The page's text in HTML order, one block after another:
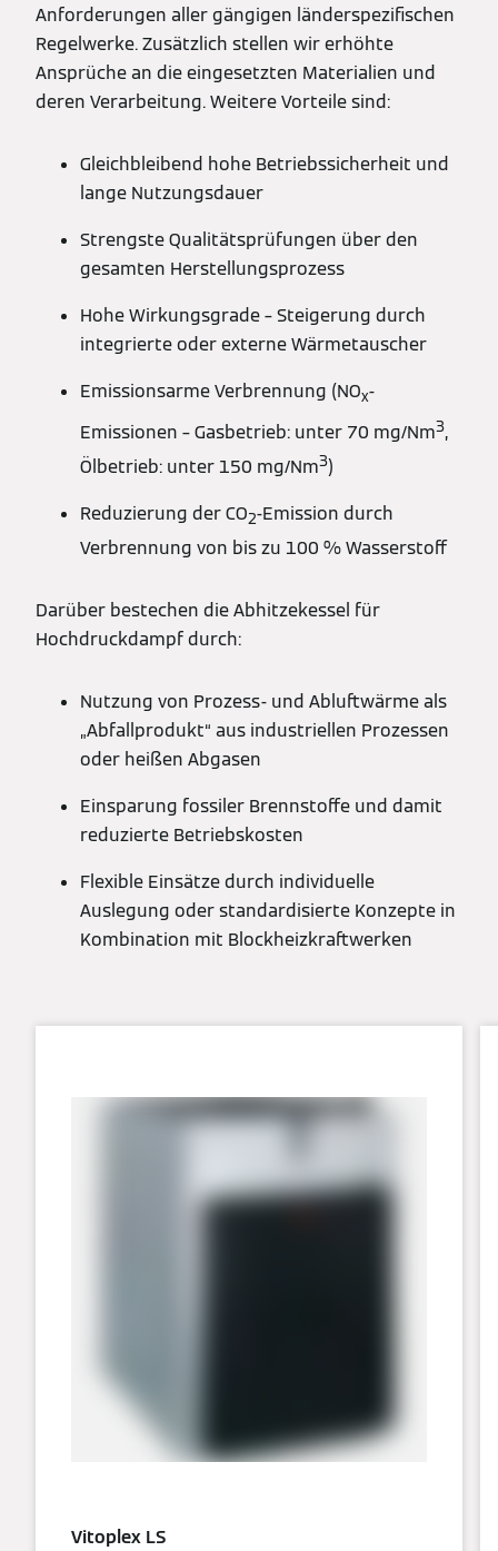
Anforderungen aller gängigen länderspezifischen
Regelwerke. Zusätzlich stellen wir erhöhte
Ansprüche an die eingesetzten Materialien und
deren Verarbeitung. Weitere Vorteile sind:
Gleichbleibend hohe Betriebssicherheit und
lange Nutzungsdauer
Strengste Qualitätsprüfungen über den
gesamten Herstellungsprozess
Hohe Wirkungsgrade – Steigerung durch
integrierte oder externe Wärmetauscher
Emissionsarme Verbrennung (NOx-
Emissionen – Gasbetrieb: unter 70 mg/Nm3,
Ölbetrieb: unter 150 mg/Nm3)
Reduzierung der CO2-Emission durch
Verbrennung von bis zu 100 % Wasserstoff
Darüber bestechen die Abhitzekessel für
Hochdruckdampf durch:
Nutzung von Prozess- und Abluftwärme als
„Abfallprodukt“ aus industriellen Prozessen
oder heißen Abgasen
Einsparung fossiler Brennstoffe und damit
reduzierte Betriebskosten
Flexible Einsätze durch individuelle
Auslegung oder standardisierte Konzepte in
Kombination mit Blockheizkraftwerken
Vitoplex LS